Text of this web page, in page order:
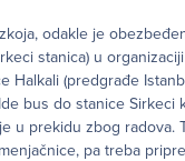
odakle je
stanica) u
Halkali (predgrađe
bus do stanice Sirkeci
u prekidu zbog radova.
pa treba